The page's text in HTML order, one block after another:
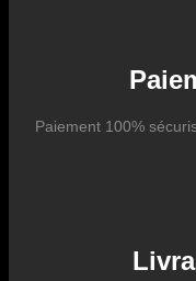
des fluctuations tarifaires
Paiement 100%